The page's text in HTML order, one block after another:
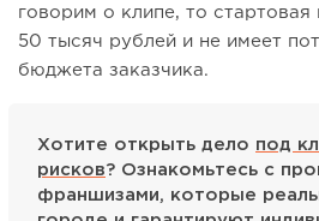
говорим о клипе, то стартовая
50 тысяч рублей и не имеет
бюджета заказчика.
Хотите открыть дело под
рисков? Ознакомьтесь с
франшизами, которые